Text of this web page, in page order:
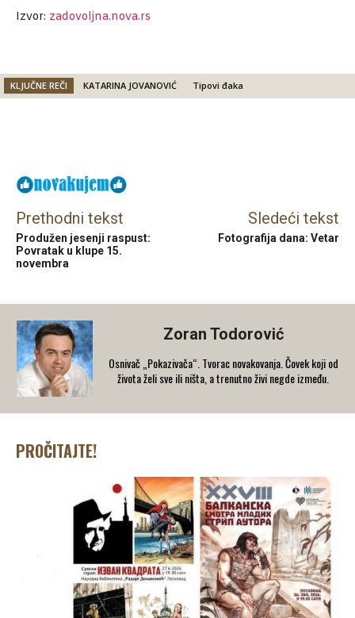
Izvor: zadovoljna.nova.rs
KLJUČNE REČI KATARINA JOVANOVIĆ Tipovi đaka
Prethodni tekst
Produžen jesenji raspust:
Povratak u klupe 15.
novembra
Sledeći tekst
Fotografija dana: Vetar
Zoran Todorović
Osnivač „Pokazivača“. Tvorac novakovanja. Čovek koji od
života želi sve ili ništa, a trenutno živi negde između.
PROČITAJTE!